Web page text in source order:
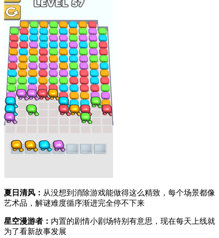
夏日清风： 从没想到消除游戏能做得这么精致，每个场景都像
艺术品，解谜难度循序渐进完全停不下来
星空漫游者： 内置的剧情小剧场特别有意思，现在每天上线就
为了看新故事发展